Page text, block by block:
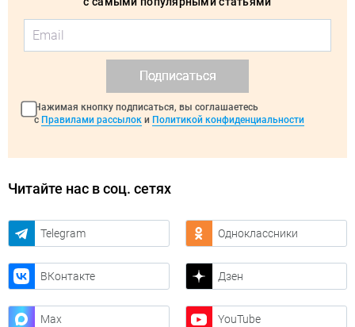
Подписаться
Нажимая кнопку подписаться, вы соглашаетесь
с Правилами рассылок и Политикой конфиденциальности
Читайте нас в соц. сетях
Telegram Одноклассники
ВКонтакте Дзен
Max YouTube